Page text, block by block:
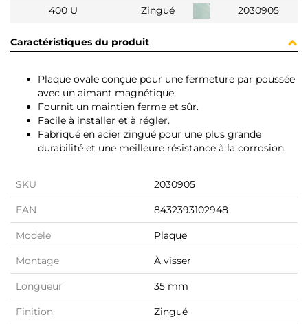
400 U
Zingué 2030905
Caractéristiques du produit
Plaque ovale conçue pour une fermeture par poussée
avec un aimant magnétique.
Fournit un maintien ferme et sûr.
Facile à installer et à régler.
Fabriqué en acier zingué pour une plus grande
durabilité et une meilleure résistance à la corrosion.
SKU 2030905
EAN 8432393102948
Modele Plaque
Montage À visser
Longueur 35 mm
Finition Zingué